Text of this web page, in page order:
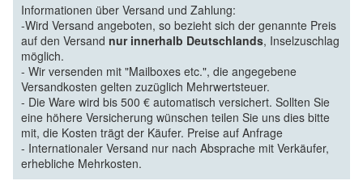
Informationen über Versand und Zahlung:
-Wird Versand angeboten, so bezieht sich der genannte Preis
auf den Versand nur innerhalb Deutschlands, Inselzuschlag
möglich.
- Wir versenden mit "Mailboxes etc.", die angegebene
Versandkosten gelten zuzüglich Mehrwertsteuer.
- Die Ware wird bis 500 € automatisch versichert. Sollten Sie
eine höhere Versicherung wünschen teilen Sie uns dies bitte
mit, die Kosten trägt der Käufer. Preise auf Anfrage
- Internationaler Versand nur nach Absprache mit Verkäufer,
erhebliche Mehrkosten.